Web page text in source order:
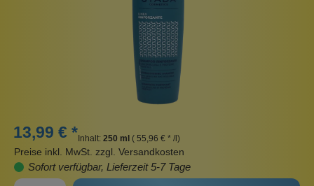
13,99 € * Inhalt: 250 ml ( 55,96 € * /l)
Preise inkl. MwSt. zzgl. Versandkosten
Sofort verfügbar, Lieferzeit 5-7 Tage